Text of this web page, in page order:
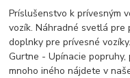
Príslušenstvo k prívesným
vozík. Náhradné svetlá pre
doplnky pre prívesné
Gurtne - Upínacie
mnoho iného nájdete v